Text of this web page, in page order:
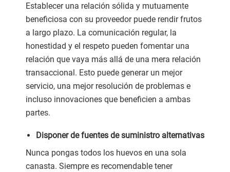
Establecer una relación sólida y mutuamente
beneficiosa con su proveedor puede rendir frutos
a largo plazo. La comunicación regular, la
honestidad y el respeto pueden fomentar una
relación que vaya más allá de una mera relación
transaccional. Esto puede generar un mejor
servicio, una mejor resolución de problemas e
incluso innovaciones que beneficien a ambas
partes.
Disponer de fuentes de suministro alternativas
Nunca pongas todos los huevos en una sola
canasta. Siempre es recomendable tener